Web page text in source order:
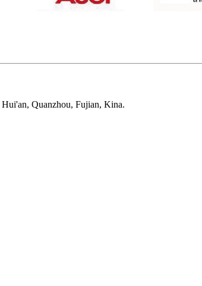
Quanzhou, Fujian, Kina.